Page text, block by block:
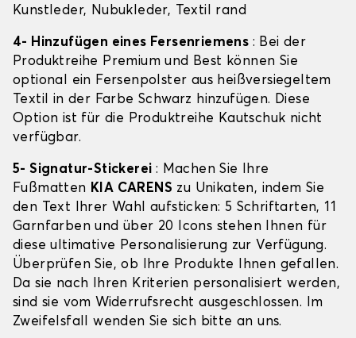
Kunstleder, Nubukleder, Textil rand
4- Hinzufügen eines Fersenriemens : Bei der
Produktreihe Premium und Best können Sie
optional ein Fersenpolster aus heißversiegeltem
Textil in der Farbe Schwarz hinzufügen. Diese
Option ist für die Produktreihe Kautschuk nicht
verfügbar.
5- Signatur-Stickerei : Machen Sie Ihre
Fußmatten KIA CARENS zu Unikaten, indem Sie
den Text Ihrer Wahl aufsticken: 5 Schriftarten, 11
Garnfarben und über 20 Icons stehen Ihnen für
diese ultimative Personalisierung zur Verfügung.
Überprüfen Sie, ob Ihre Produkte Ihnen gefallen.
Da sie nach Ihren Kriterien personalisiert werden,
sind sie vom Widerrufsrecht ausgeschlossen. Im
Zweifelsfall wenden Sie sich bitte an uns.